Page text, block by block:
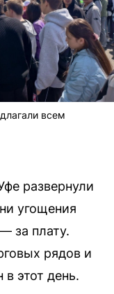
всем
развернули
угощения
за плату.
рядов и
этот день.